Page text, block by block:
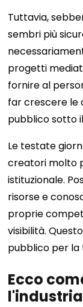
Tuttavia,
sembri più
progetti
fornire al
far crescere le
pubblico sotto
Le testate
creatori molto
istituzionale.
risorse e
proprie
visibilità.
pubblico per la
Ecco